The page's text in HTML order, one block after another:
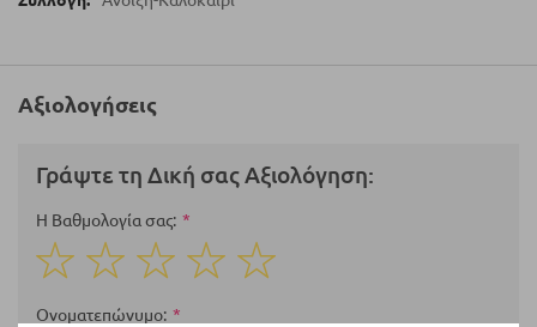
Αξιολογήσεις
Γράψτε τη Δική σας Αξιολόγηση:
Η Βαθμολογία σας
star
stars
stars
stars
stars
Ονοματεπώνυμο